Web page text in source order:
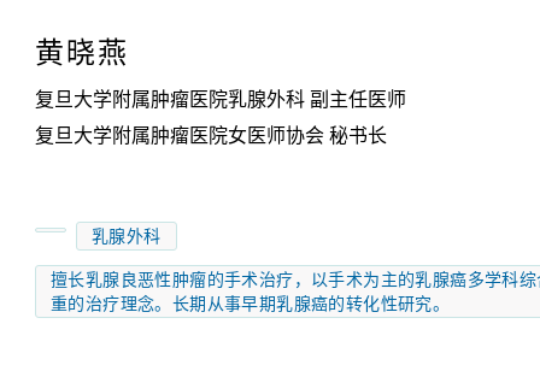
黄晓燕
复旦大学附属肿瘤医院乳腺外科 副主任医师
复旦大学附属肿瘤医院女医师协会 秘书长
乳腺外科
擅长乳腺良恶性肿瘤的手术治疗，以手术为主的乳腺癌多学科
重的治疗理念。长期从事早期乳腺癌的转化性研究。